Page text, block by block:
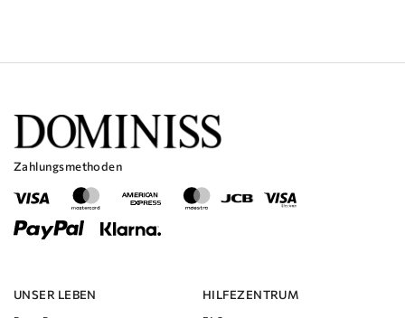
UNSER LEBEN HILFEZENTRUM
Zahlungsmethoden